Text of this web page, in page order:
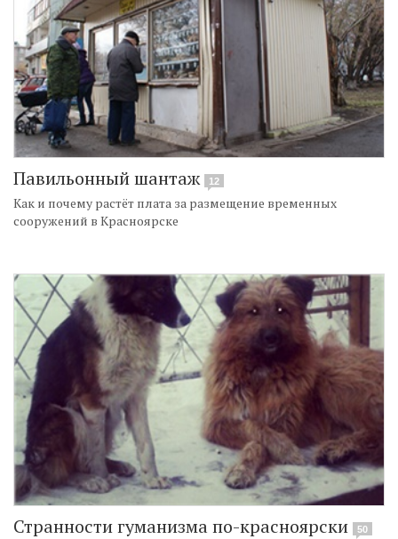
Павильонный шантаж 12
Как и почему растёт плата за размещение временных
сооружений в Красноярске
Странности гуманизма по-красноярски 50